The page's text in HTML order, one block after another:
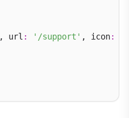
, url : '/support' , icon: